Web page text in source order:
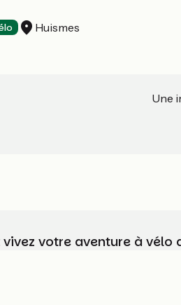
Huismes
Une
vivez votre aventure à vélo